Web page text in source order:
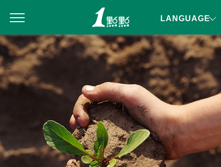
LANGUAGE